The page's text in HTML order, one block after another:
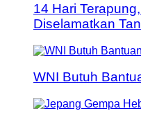
14 Hari
Diselamatkan
WNI Butuh